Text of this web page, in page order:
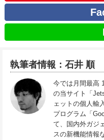
執筆者情報：石井 順
今では月間最高
の当サイト「
ェットの個人輸
プログラム「
て、国内外ガジ
スの新機能情報